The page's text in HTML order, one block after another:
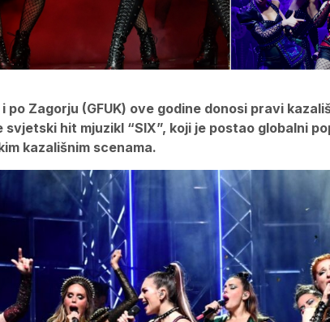
po Zagorju (GFUK) ove godine donosi pravi
hit mjuzikl “SIX”, koji je postao globalni
kazališnim scenama.